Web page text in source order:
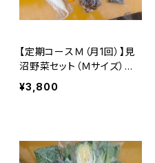
【定期コースＭ（月1回）】見
沼野菜セット（Ｍサイズ）
※火曜または木曜発送
¥3,800